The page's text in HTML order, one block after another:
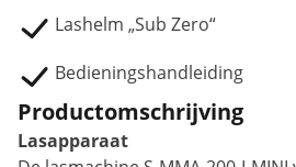
Lashelm „Sub Zero“
Bedieningshandleiding
Productomschrijving
Lasapparaat